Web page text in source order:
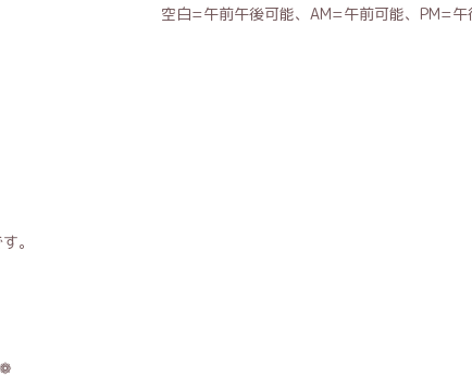
空白=午前午後可能、AM=午前可能、PM=午
。